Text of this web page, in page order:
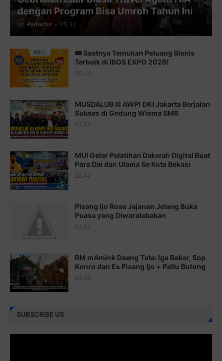
Juz 13 ⇨http://j.mp/2bFTiKQ
Juz 14 ⇨http://j.mp/2b8SUTA
Juz 15 ⇨http://j.mp/2bFRQIM
Juz 17 ⇨http://j.mp/2brHsFz
Juz 18 ⇨http://j.mp/2b8SCfc
Juz 19 ⇨http://j.mp/2bFSq95
Juz 20 ⇨http://j.mp/2brI1zc
Juz 21 ⇨http://j.mp/2b8VcBO
http://j.mp/2bFRxNP
http://j.mp/2brItxm
Juz 25 ⇨http://j.mp/2brImlf
Juz 26 ⇨http://j.mp/2bFRHF2
dengan Program Bisa Umroh Tahun Ini
by Redaktur - 05.32
🎟️ Saatnya Temukan Peluang Bisnis
Terbaik di IBOS EXPO 2026!
00.45
MUSDALUB III AWPI DKI Jakarta Berjalan
Sukses di Gedung Wisma SMR
07.47
MUI Gelar Pelatihan Dakwah Digital Buat
Para Dai dan Ulama Se Kota Bekasi
22.42
Pisang Ijo Rose Jajanan Jelang Buka
Puasa yang Diwaralabakan
02.52
RM mAmink Daeng Tata: Iga Bakar, Sop
Konro dan Es Pisang Ijo + Pallu Butung
05.35
SUBSCRIBE US